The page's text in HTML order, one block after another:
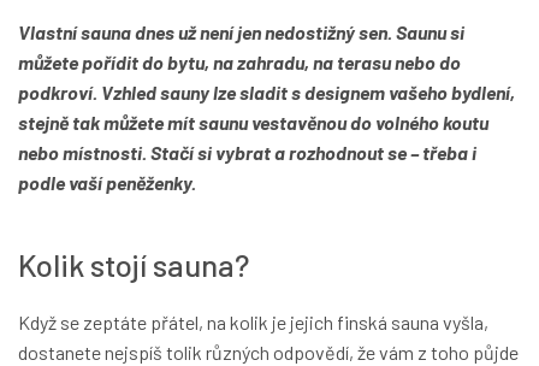
Vlastní sauna dnes už není jen nedostižný sen. Saunu si
můžete pořídit do bytu, na zahradu, na terasu nebo do
podkroví. Vzhled sauny lze sladit s designem vašeho bydlení,
stejně tak můžete mít saunu vestavěnou do volného koutu
nebo místnosti. Stačí si vybrat a rozhodnout se – třeba i
podle vaší peněženky.
Kolik stojí sauna?
Když se zeptáte přátel, na kolik je jejich finská sauna vyšla,
dostanete nejspíš tolik různých odpovědí, že vám z toho půjde